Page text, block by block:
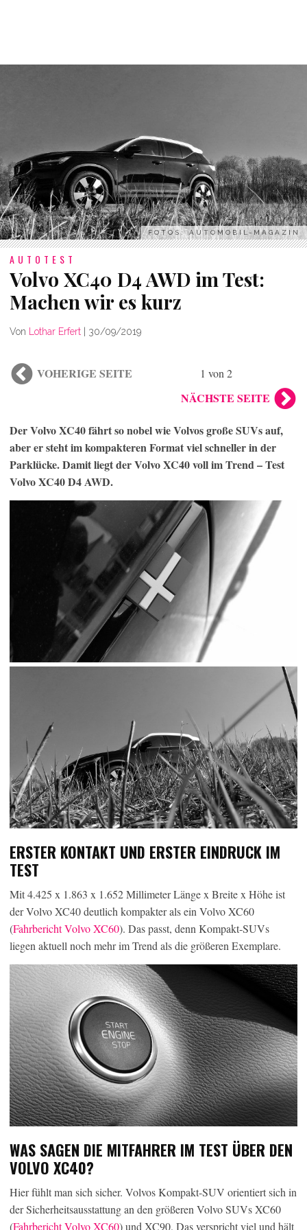
FOTOS: AUTOMOBIL-MAGAZIN
AUTOTEST
Volvo XC40 D4 AWD im Test:
Machen wir es kurz
Von Lothar Erfert 30/09/2019
VOHERIGE SEITE 1 von 2
NÄCHSTE SEITE
Der Volvo XC40 fährt so nobel wie Volvos große SUVs auf,
aber er steht im kompakteren Format viel schneller in der
Parklücke. Damit liegt der Volvo XC40 voll im Trend – Test
Volvo XC40 D4 AWD.
ERSTER KONTAKT UND ERSTER EINDRUCK IM
TEST
Mit 4.425 x 1.863 x 1.652 Millimeter Länge x Breite x Höhe ist
der Volvo XC40 deutlich kompakter als ein Volvo XC60
(Fahrbericht Volvo XC60). Das passt, denn Kompakt-SUVs
liegen aktuell noch mehr im Trend als die größeren Exemplare.
WAS SAGEN DIE MITFAHRER IM TEST ÜBER DEN
VOLVO XC40?
Hier fühlt man sich sicher. Volvos Kompakt-SUV orientiert sich in
der Sicherheitsausstattung an den größeren Volvo SUVs XC60
(Fahrbericht Volvo XC60) und XC90. Das verspricht viel und hält